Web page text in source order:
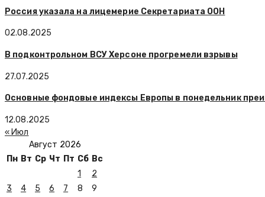
Россия указала на лицемерие Секретариата ООН
02.08.2025
В подконтрольном ВСУ Херсоне прогремели взрывы
27.07.2025
Основные фондовые индексы Европы в понедельник
12.08.2025
« Июл
Август 2026
Пн Вт Ср Чт Пт Сб Вс
1
2
3
4 5 6 7 8
9